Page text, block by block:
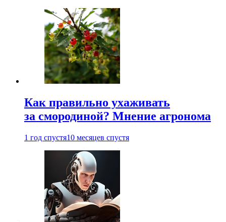
Как правильно ухаживать
за смородиной? Мнение агронома
1 год спустя10 месяцев спустя